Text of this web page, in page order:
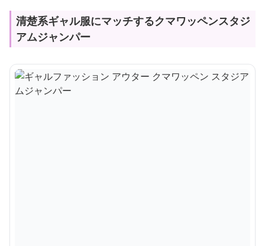
清楚系ギャル服にマッチするクマワッペンスタジ
アムジャンパー